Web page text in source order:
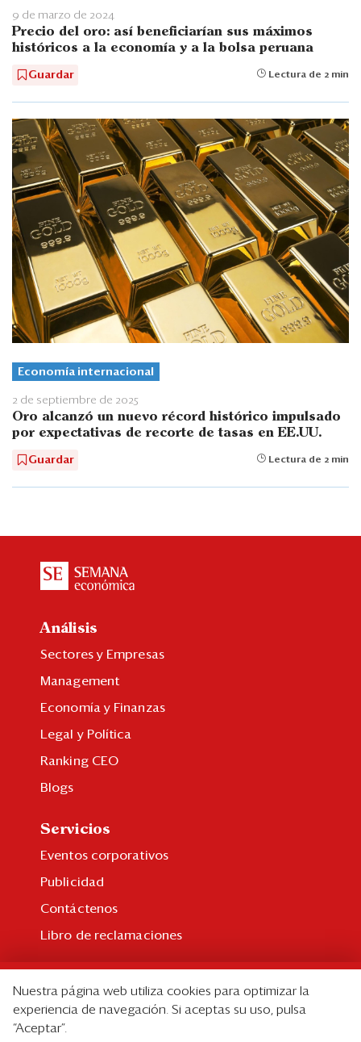
9 de marzo de 2024
Precio del oro: así beneficiarían sus máximos
históricos a la economía y a la bolsa peruana
Guardar Lectura de 2 min
Economía internacional
2 de septiembre de 2025
Oro alcanzó un nuevo récord histórico impulsado
por expectativas de recorte de tasas en EE.UU.
Guardar Lectura de 2 min
Análisis
Sectores y Empresas
Management
Economía y Finanzas
Legal y Política
Ranking CEO
Blogs
Servicios
Eventos corporativos
Publicidad
Contáctenos
Libro de reclamaciones
Suscripción individual
Paquetes corporativos
Nuestra página web utiliza cookies para optimizar la
experiencia de navegación. Si aceptas su uso, pulsa
“Aceptar”.